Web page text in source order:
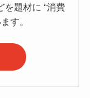
を題材に “消費
す。